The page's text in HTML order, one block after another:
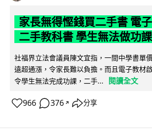
家長無得慳錢買二手書 電
二手教科書 學生無法做功課
社福界立法會議員陳文宜指，一間中學書單
遠超通漲，令家長難以負擔。而且電子教材
令學生無法完成功課，二手...
閱讀全文
966 376 ↗ 分享